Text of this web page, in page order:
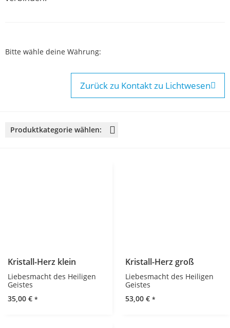
Bitte wähle deine Währung:
Zurück zu Kontakt zu Lichtwesen
Produktkategorie wählen:
Kristall-Herz klein
Liebesmacht des Heiligen
Geistes
35,00 € *
Kristall-Herz groß
Liebesmacht des Heiligen
Geistes
53,00 € *